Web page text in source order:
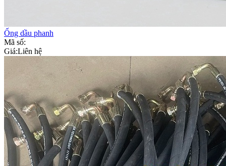
Ống dầu phanh
Mã số:
Giá:Liên hệ